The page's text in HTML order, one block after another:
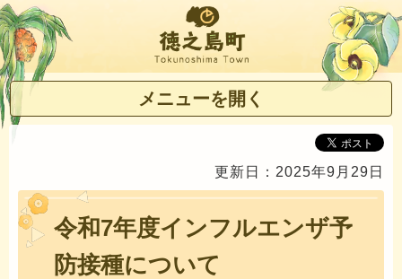
徳之島町
メニューを開く
更新日：2025年9月29日
令和7年度インフルエンザ予
防接種について